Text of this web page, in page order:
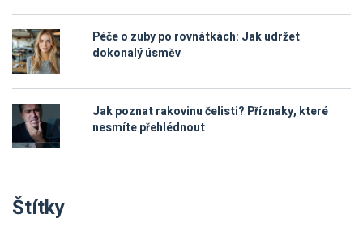
Péče o zuby po rovnátkách: Jak udržet
dokonalý úsměv
Jak poznat rakovinu čelisti? Příznaky, které
nesmíte přehlédnout
Štítky